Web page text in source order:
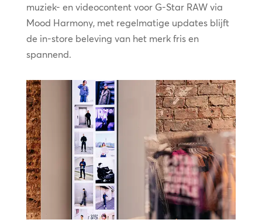
muziek- en videocontent voor G-Star RAW via
Mood Harmony, met regelmatige updates blijft
de in-store beleving van het merk fris en
spannend.